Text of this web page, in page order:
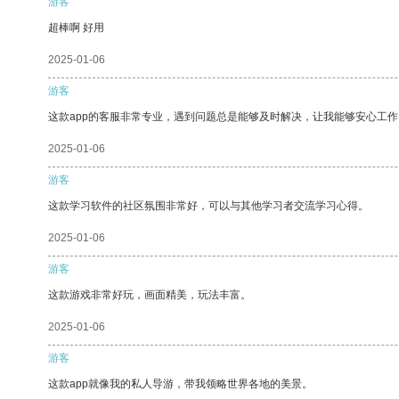
超棒啊 好用
2025-01-06
游客
这款app的客服非常专业，遇到问题总是能够及时解决，让我能够安心工
2025-01-06
游客
这款学习软件的社区氛围非常好，可以与其他学习者交流学习心得。
2025-01-06
游客
这款游戏非常好玩，画面精美，玩法丰富。
2025-01-06
游客
这款app就像我的私人导游，带我领略世界各地的美景。